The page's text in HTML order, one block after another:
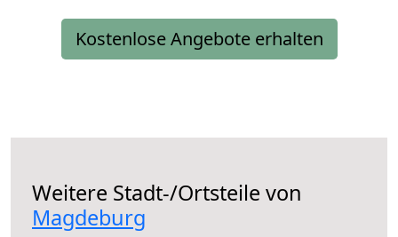
Kostenlose Angebote erhalten
Weitere Stadt-/Ortsteile von
Magdeburg